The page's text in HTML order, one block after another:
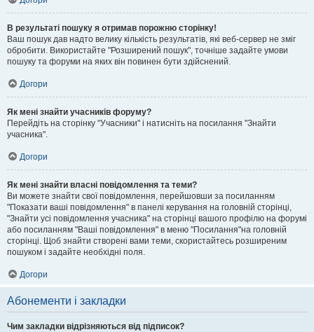
В результаті пошуку я отримав порожню сторінку!
Ваш пошук дав надто велику кількість результатів, які веб-сервер не зміг
обробити. Використайте "Розширений пошук", точніше задайте умови
пошуку та форуми на яких він повинен бути здійснений.
Догори
Як мені знайти учасників форуму?
Перейдіть на сторінку "Учасники" і натисніть на посилання "Знайти
учасника".
Догори
Як мені знайти власні повідомлення та теми?
Ви можете знайти свої повідомлення, перейшовши за посиланням
"Показати ваші повідомлення" в панелі керування на головній сторінці,
"Знайти усі повідомлення учасника" на сторінці вашого профілю на форумі
або посиланням "Ваші повідомлення" в меню "Посилання"на головній
сторінці. Щоб знайти створені вами теми, скористайтесь розширеним
пошуком і задайте необхідні поля.
Догори
Абонементи і закладки
Чим закладки відрізняються від підписок?